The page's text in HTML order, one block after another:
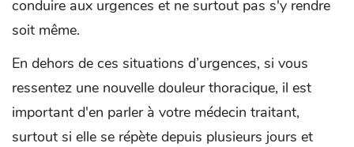
conduire aux urgences et ne surtout pas s'y rendre
soit même.
En dehors de ces situations d’urgences, si vous
ressentez une nouvelle douleur thoracique, il est
important d'en parler à votre médecin traitant,
surtout si elle se répète depuis plusieurs jours et